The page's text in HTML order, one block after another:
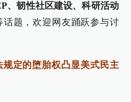
、韧性社区建设、科研活动
话题，欢迎网友踊跃参与讨
规定的堕胎权凸显美式民主